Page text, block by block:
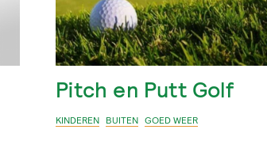
Pitch en Putt Golf
KINDEREN BUITEN GOED WEER